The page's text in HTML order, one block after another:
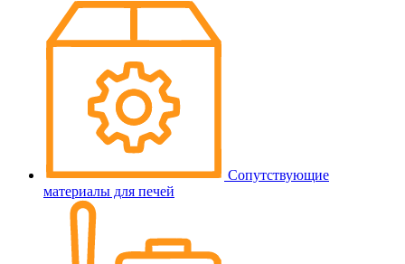
Сопутствующие
материалы для печей